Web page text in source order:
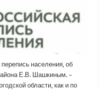
населения, об
Е.В. Шашкиным. –
области, как и по